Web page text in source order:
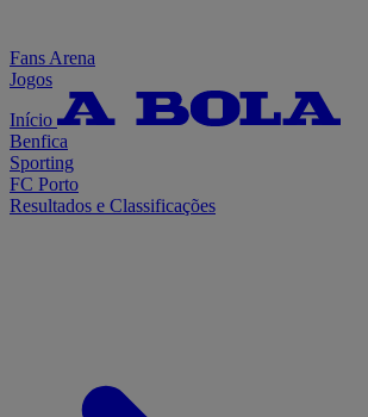
Fans Arena
Jogos
Início
Benfica
Sporting
FC Porto
Resultados e Classificações